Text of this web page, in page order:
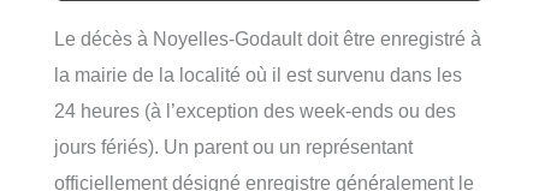
Le décès à Noyelles-Godault doit être enregistré à
la mairie de la localité où il est survenu dans les
24 heures (à l’exception des week-ends ou des
jours fériés). Un parent ou un représentant
officiellement désigné enregistre généralement le